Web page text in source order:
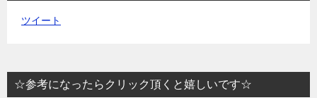
ツイート
☆参考になったらクリック頂くと嬉しいです☆